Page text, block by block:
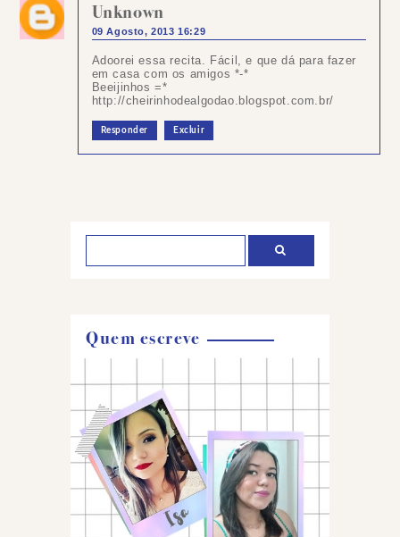
Unknown
09 Agosto, 2013 16:29
Adoorei essa recita. Fácil, e que dá para fazer
em casa com os amigos *-*
Beeijinhos =*
http://cheirinhodealgodao.blogspot.com.br/
Responder Excluir
Quem escreve